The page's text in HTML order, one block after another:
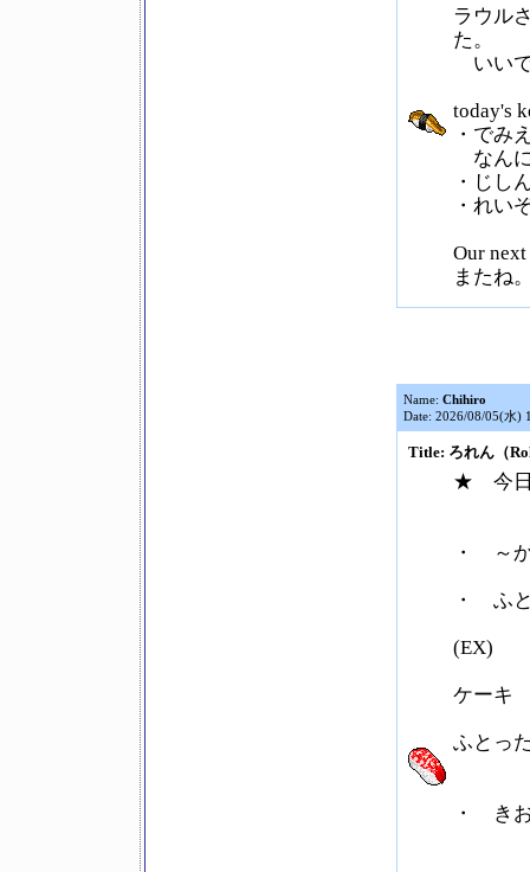
ラウル
た。
いい
today's
・でみ
なん
・じし
・れ
Our
またね
Name: Chihiro
Date: 2026/08/05(水)
Title: ろれん（
★ 今
・ ～
・ ふ
(EX)
ケー
ふとっ
・ き